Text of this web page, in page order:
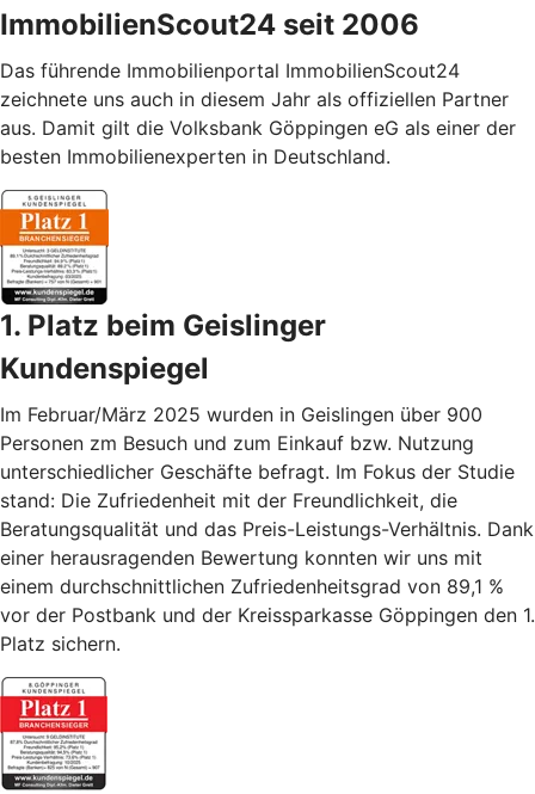
ImmobilienScout24 seit 2006
Das führende Immobilienportal ImmobilienScout24
zeichnete uns auch in diesem Jahr als offiziellen Partner
aus. Damit gilt die Volksbank Göppingen eG als einer der
besten Immobilienexperten in Deutschland.
1. Platz beim Geislinger
Kundenspiegel
Im Februar/März 2025 wurden in Geislingen über 900
Personen zm Besuch und zum Einkauf bzw. Nutzung
unterschiedlicher Geschäfte befragt. Im Fokus der Studie
stand: Die Zufriedenheit mit der Freundlichkeit, die
Beratungsqualität und das Preis-Leistungs-Verhältnis. Dank
einer herausragenden Bewertung konnten wir uns mit
einem durchschnittlichen Zufriedenheitsgrad von 89,1 %
vor der Postbank und der Kreissparkasse Göppingen den 1.
Platz sichern.